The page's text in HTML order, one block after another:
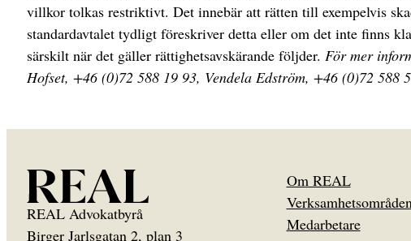
villkor tolkas restriktivt. Det innebär att rätten till exempelvis
standardavtalet tydligt föreskriver detta eller om det inte finns
särskilt när det gäller rättighetsavskärande följder. För mer
Hofset, +46 (0)72 588 19 93, Vendela Edström, +46 (0)72 588
REAL Advokatbyrå
Birger Jarlsgatan 2, plan 3
Om REAL
Verksamhetsområden
Medarbetare